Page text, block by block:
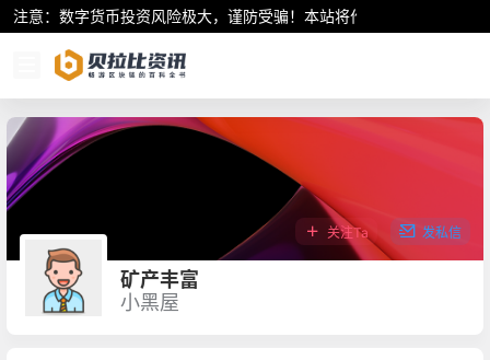
注意：数字货币投资风险极大，谨防受骗！本站将作为行业资讯共享
矿产丰富
小黑屋
关注Ta 发私信